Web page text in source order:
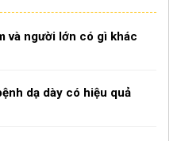
và người lớn có gì khác
dạ dày có hiệu quả